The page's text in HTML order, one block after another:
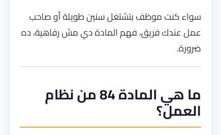
سواء كنت موظف بتشتغل سنين طويلة أو صاحب
عمل عندك فريق، فهم المادة دي مش رفاهية، ده
ضرورة.
ما هي المادة 84 من نظام
العمل؟